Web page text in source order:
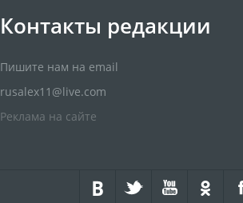
Контакты редакции
Пишите нам на email
rusalex11@live.com
Реклама на сайте